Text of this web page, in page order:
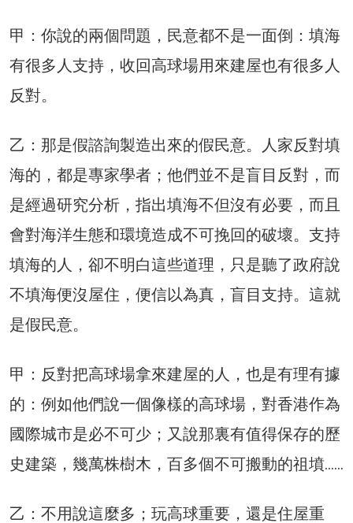
甲：你說的兩個問題，民意都不是一面倒：填海
有很多人支持，收回高球場用來建屋也有很多人
反對。
乙：那是假諮詢製造出來的假民意。人家反對填
海的，都是專家學者；他們並不是盲目反對，而
是經過研究分析，指出填海不但沒有必要，而且
會對海洋生態和環境造成不可挽回的破壞。支持
填海的人，卻不明白這些道理，只是聽了政府說
不填海便沒屋住，便信以為真，盲目支持。這就
是假民意。
甲：反對把高球場拿來建屋的人，也是有理有據
的：例如他們說一個像樣的高球場，對香港作為
國際城市是必不可少；又說那裏有值得保存的歷
史建築，幾萬株樹木，百多個不可搬動的祖墳……
乙：不用說這麼多；玩高球重要，還是住屋重